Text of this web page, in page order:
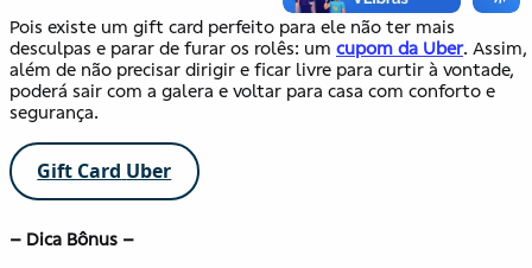
Pois existe um gift card perfeito para ele não ter mais
desculpas e parar de furar os rolês: um cupom da Uber. Assim,
além de não precisar dirigir e ficar livre para curtir à vontade,
poderá sair com a galera e voltar para casa com conforto e
segurança.
Gift Card Uber
– Dica Bônus –